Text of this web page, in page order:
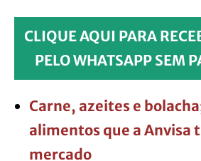
CLIQUE AQUI PARA
PELO WHATSAPP SEM
Carne, azeites e
alimentos que a Anvisa
mercado